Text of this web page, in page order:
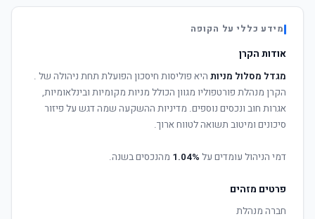
מידע כללי על הקופה
אודות הקרן
מגדל מסלול מניות היא פוליסות חיסכון הפועלת תחת ניהולה של .
הקרן מנהלת פורטפוליו מגוון הכולל מניות מקומיות ובינלאומיות,
אגרות חוב ונכסים נוספים. מדיניות ההשקעה שמה דגש על פיזור
סיכונים ומיטוב תשואה לטווח ארוך.
דמי הניהול עומדים על 1.04% מהנכסים בשנה.
פרטים מזהים
חברה מנהלת